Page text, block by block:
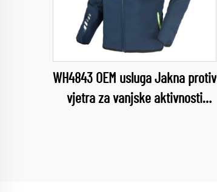
WH4843 OEM usluga Jakna protiv
vjetra za vanjske aktivnosti